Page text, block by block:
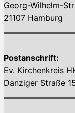
Georg-Wilhelm-
21107 Hamburg
Postanschrift:
Ev. Kirchenkreis
Danziger Straße